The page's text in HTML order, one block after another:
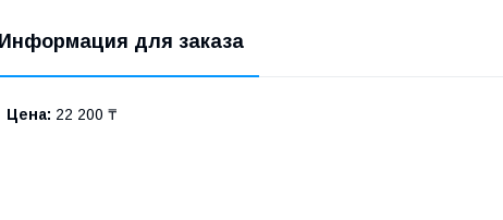
Информация для заказа
Цена: 22 200 ₸